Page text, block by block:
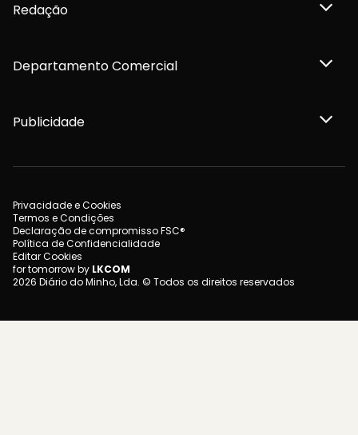
Redação
Departamento Comercial
Publicidade
Privacidade e Cookies
Termos e Condições
Declaração de compromisso FSC®
Política de Confidencialidade
Editar Cookies
for tomorrow by LKCOM
2026 Diário do Minho, Lda. © Todos os direitos reservados